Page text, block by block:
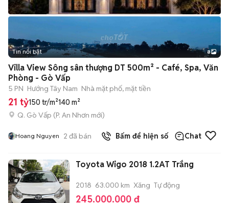
+2
Tin nổi bật 8
Villa View Sông sân thượng DT 500m² - Café, Spa, Văn
Phòng - Gò Vấp
5 PN Hướng Tây Nam Nhà mặt phố, mặt tiền
21 tỷ150 tr/m²140 m²
Q. Gò Vấp (P. An Nhơn mới)
Hoang Nguyen 2 đã bán Bấm để hiện số Chat
Toyota Wigo 2018 1.2AT Trắng
2018 63.000 km Xăng Tự động
245.000.000 đ